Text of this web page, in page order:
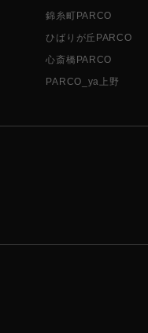
錦糸町PARCO
ひばりが丘PARCO
心斎橋PARCO
PARCO_ya上野